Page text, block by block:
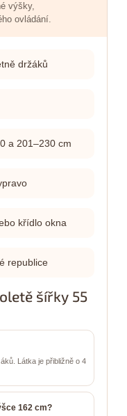
výšky,
ovládání.
držáků
a 201–230 cm
křídlo okna
republice
šířky 55
Látka je přibližně o 4
162 cm?